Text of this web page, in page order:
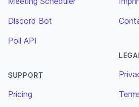
Discord Bot
Poll API
SUPPORT
Pricing